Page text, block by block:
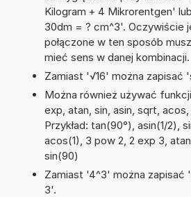
Kilogram + 4 Mikrorentgen'
30dm = ? cm^3'. Oczywiście
połączone w ten sposób
mieć sens w danej kombinacji.
Zamiast '√16' można zapisać
Można również używać
exp, atan, sin, asin, sqrt,
Przykład: tan(90°), asin(1/2),
acos(1), 3 pow 2, 2 exp 3,
sin(90)
Zamiast '4^3' można zapisać
3'.